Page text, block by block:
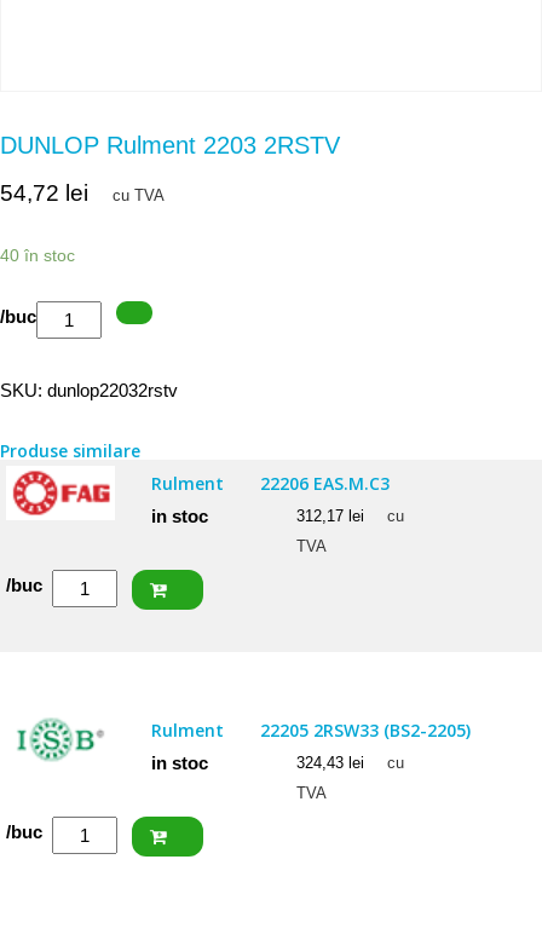
DUNLOP Rulment 2203 2RSTV
54,72 lei cu TVA
40 în stoc
Cantitate
DUNLOP
/buc
SKU: dunlop22032rstv
Produse similare
Rulment
22206 EAS.M.C3
in stoc 312,17 lei
cu
TVA
Cantitate
/buc
Rulment 22205 2RSW33 (BS2-2205)
in stoc 324,43 lei
cu
TVA
Cantitate
/buc